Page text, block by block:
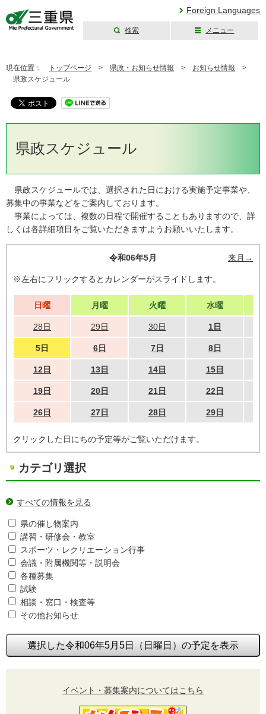
Foreign Languages
検索 メニュー
現在位置： トップページ > 県政・お知らせ情報 > お知らせ情報 >
県政スケジュール
県政スケジュール
県政スケジュールでは、選択された日における実施予定事業や、
募集中の事業などをご案内しております。
事業によっては、複数の日程で開催することもありますので、詳
しくは各詳細項目をご覧いただきますようお願いいたします。
令和06年5月 来月→
※左右にフリックするとカレンダーがスライドします。
日曜 月曜 火曜 水曜
28日 29日 30日 1日
5日 6日 7日 8日
12日 13日 14日 15日
19日 20日 21日 22日
26日 27日 28日 29日
クリックした日にちの予定等がご覧いただけます。
カテゴリ選択
すべての情報を見る
県の催し物案内
講習・研修会・教室
スポーツ・レクリエーション行事
会議・附属機関等・説明会
各種募集
試験
相談・窓口・検査等
その他お知らせ
選択した令和06年5月5日（日曜日）の予定を表示
イベント・募集案内についてはこちら